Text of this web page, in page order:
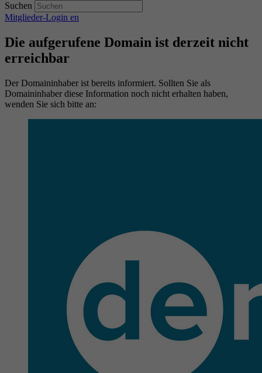
Suchen
Mitglieder-Login en
Die aufgerufene Domain ist derzeit nicht
erreichbar
Der Domaininhaber ist bereits informiert. Sollten Sie als
Domaininhaber diese Information noch nicht erhalten haben,
wenden Sie sich bitte an: